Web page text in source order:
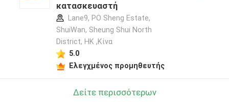
κατασκευαστή
Lane9, PO Sheng Estate,
ShuiWan, Sheung Shui North
District, HK ,Κίνα
5.0
Ελεγχμένος προμηθευτής
Δείτε περισσότερων